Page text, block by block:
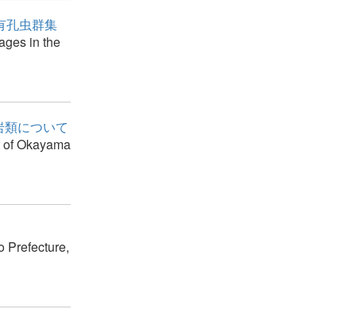
孔虫群集
in the
について
Okayama
Prefecture,